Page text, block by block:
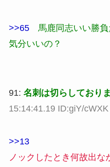
>>65馬鹿同志いい勝負
気分いいの？
91: 名刺は切らしており
15:14:41.19 ID:giY/cWXK
>>13
ノックしたとき何故出な